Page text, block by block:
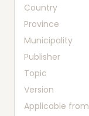
Country
Province
Municipality
Publisher
Topic
Version
Applicable from